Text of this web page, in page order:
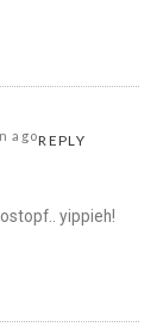
agoREPLY
yippieh!